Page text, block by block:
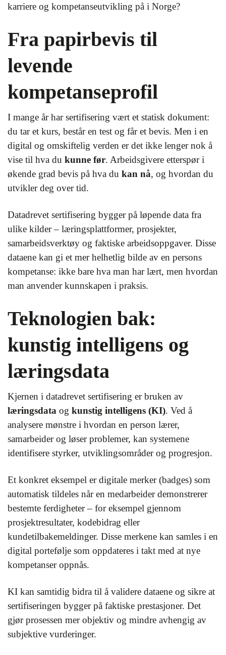
karriere og kompetanseutvikling på i Norge?
Fra papirbevis til
levende
kompetanseprofil
I mange år har sertifisering vært et statisk dokument:
du tar et kurs, består en test og får et bevis. Men i en
digital og omskiftelig verden er det ikke lenger nok å
vise til hva du kunne før. Arbeidsgivere etterspør i
økende grad bevis på hva du kan nå, og hvordan du
utvikler deg over tid.
Datadrevet sertifisering bygger på løpende data fra
ulike kilder – læringsplattformer, prosjekter,
samarbeidsverktøy og faktiske arbeidsoppgaver. Disse
dataene kan gi et mer helhetlig bilde av en persons
kompetanse: ikke bare hva man har lært, men hvordan
man anvender kunnskapen i praksis.
Teknologien bak:
kunstig intelligens og
læringsdata
Kjernen i datadrevet sertifisering er bruken av
læringsdata og kunstig intelligens (KI). Ved å
analysere mønstre i hvordan en person lærer,
samarbeider og løser problemer, kan systemene
identifisere styrker, utviklingsområder og progresjon.
Et konkret eksempel er digitale merker (badges) som
automatisk tildeles når en medarbeider demonstrerer
bestemte ferdigheter – for eksempel gjennom
prosjektresultater, kodebidrag eller
kundetilbakemeldinger. Disse merkene kan samles i en
digital portefølje som oppdateres i takt med at nye
kompetanser oppnås.
KI kan samtidig bidra til å validere dataene og sikre at
sertifiseringen bygger på faktiske prestasjoner. Det
gjør prosessen mer objektiv og mindre avhengig av
subjektive vurderinger.